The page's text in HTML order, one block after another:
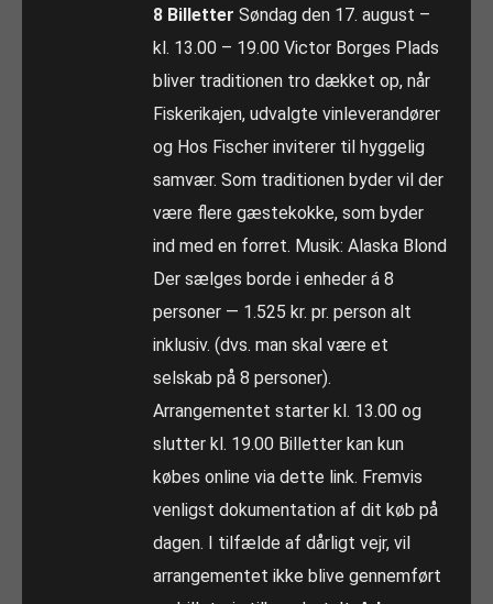
8 Billetter Søndag den 17. august –
kl. 13.00 – 19.00 Victor Borges Plads
bliver traditionen tro dækket op, når
Fiskerikajen, udvalgte vinleverandører
og Hos Fischer inviterer til hyggelig
samvær. Som traditionen byder vil der
være flere gæstekokke, som byder
ind med en forret. Musik: Alaska Blond
Der sælges borde i enheder á 8
personer — 1.525 kr. pr. person alt
inklusiv. (dvs. man skal være et
selskab på 8 personer).
Arrangementet starter kl. 13.00 og
slutter kl. 19.00 Billetter kan kun
købes online via dette link. Fremvis
venligst dokumentation af dit køb på
dagen. I tilfælde af dårligt vejr, vil
arrangementet ikke blive gennemført